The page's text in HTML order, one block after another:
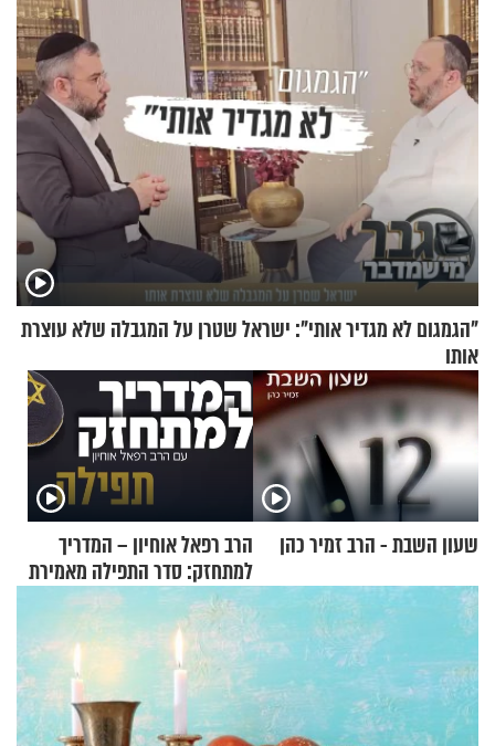
"הגמגום לא מגדיר אותי": ישראל שטרן על המגבלה שלא עוצרת
אותו
שעון השבת - הרב זמיר כהן
הרב רפאל אוחיון – המדריך
למתחזק: סדר התפילה מאמירת
הקורבנות ועד קריאת שמע